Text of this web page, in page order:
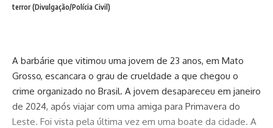
terror (Divulgação/Polícia Civil)
A barbárie que vitimou uma jovem de 23 anos, em Mato
Grosso, escancara o grau de crueldade a que chegou o
crime organizado no Brasil. A jovem desapareceu em janeiro
de 2024, após viajar com uma amiga para Primavera do
Leste. Foi vista pela última vez em uma boate da cidade. A